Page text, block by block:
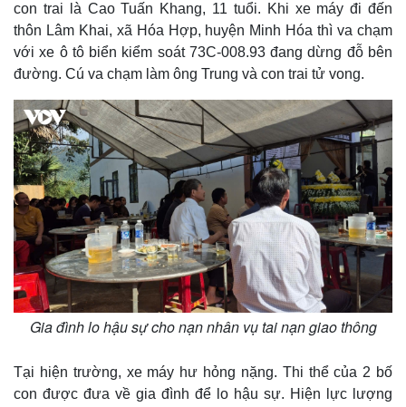
con trai là Cao Tuấn Khang, 11 tuổi. Khi xe máy đi đến
thôn Lâm Khai, xã Hóa Hợp, huyện Minh Hóa thì va chạm
với xe ô tô biển kiểm soát 73C-008.93 đang dừng đỗ bên
đường. Cú va chạm làm ông Trung và con trai tử vong.
Gia đình lo hậu sự cho nạn nhân vụ tai nạn giao thông
Tại hiện trường, xe máy hư hỏng nặng. Thi thể của 2 bố
con được đưa về gia đình để lo hậu sự. Hiện lực lượng